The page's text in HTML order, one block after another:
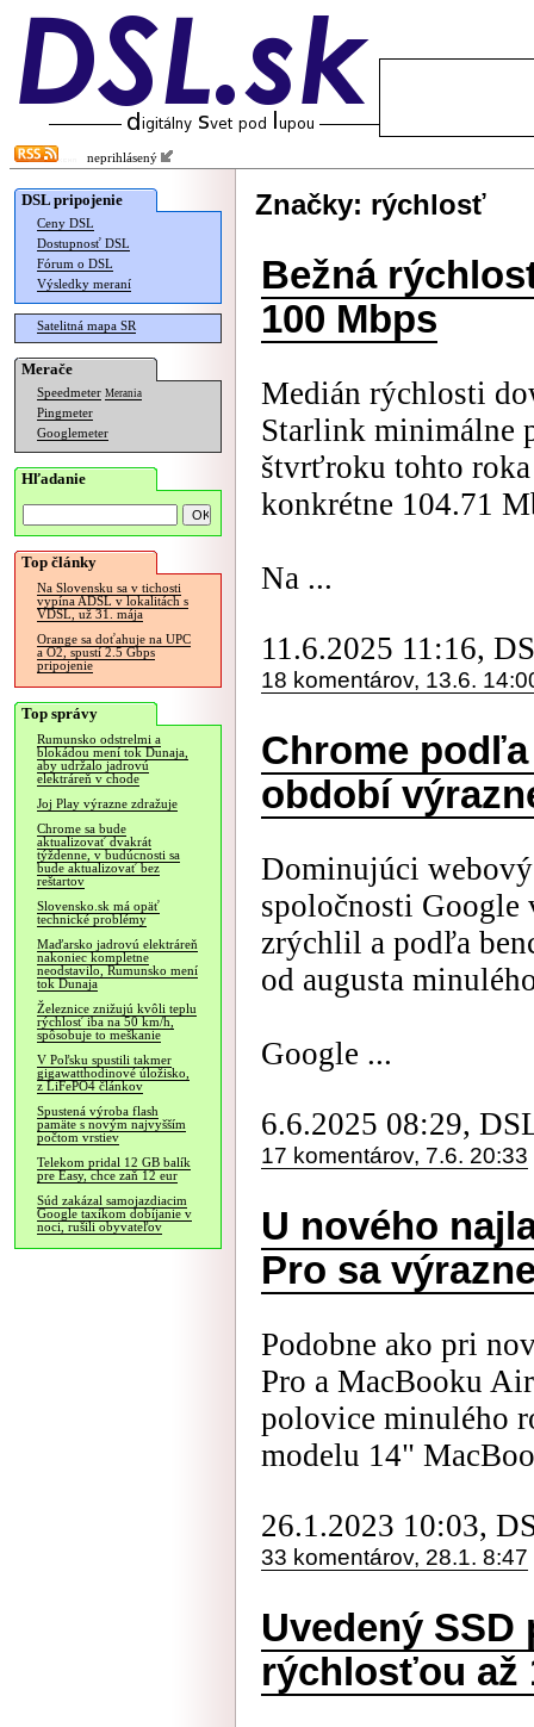
neprihlásený
DSL pripojenie
Ceny DSL
Dostupnosť DSL
Fórum o DSL
Výsledky meraní
Satelitná mapa SR
Merače
Speedmeter Merania
Pingmeter
Googlemeter
Hľadanie
Top články
Na Slovensku sa v tichosti
vypína ADSL v lokalitách s
VDSL, už 31. mája
Orange sa doťahuje na UPC
a O2, spustí 2.5 Gbps
pripojenie
Top správy
Rumunsko odstrelmi a
blokádou mení tok Dunaja,
aby udržalo jadrovú
elektráreň v chode
Joj Play výrazne zdražuje
Chrome sa bude
aktualizovať dvakrát
týždenne, v budúcnosti sa
bude aktualizovať bez
reštartov
Slovensko.sk má opäť
technické problémy
Maďarsko jadrovú elektráreň
nakoniec kompletne
neodstavilo, Rumunsko mení
tok Dunaja
Železnice znižujú kvôli teplu
rýchlosť iba na 50 km/h,
spôsobuje to meškanie
V Poľsku spustili takmer
gigawatthodinové úložisko,
z LiFePO4 článkov
Spustená výroba flash
pamäte s novým najvyšším
počtom vrstiev
Telekom pridal 12 GB balík
pre Easy, chce zaň 12 eur
Súd zakázal samojazdiacim
Google taxíkom dobíjanie v
noci, rušili obyvateľov
Značky: rýchlosť
Bežná
100 Mbps
Medián rýchlosti
Starlink minimálne
štvrťroku tohto
konkrétne 104.71
Na ...
11.6.2025 11:16,
18 komentárov, 13.6.
Chrome
období
Dominujúci
spoločnosti Google
zrýchlil a podľa
od augusta
Google ...
6.6.2025 08:29,
17 komentárov, 7.6. 20:33
U nového
Pro sa
Podobne ako pri
Pro a MacBooku
polovice minulého
modelu 14"
26.1.2023 10:03,
33 komentárov, 28.1. 8:47
Uvedený SSD
rýchlosťou až